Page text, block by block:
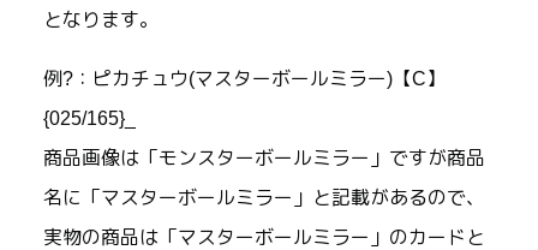
となります。
例?：ピカチュウ(マスターボールミラー)【C】
{025/165}_
商品画像は「モンスターボールミラー」ですが商品
名に「マスターボールミラー」と記載があるので、
実物の商品は「マスターボールミラー」のカードと